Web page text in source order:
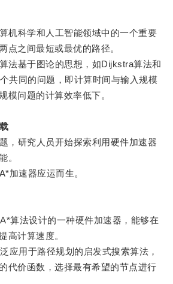
科学和人工智能领域中的一个重要
点之间最短或最优的路径。
基于图论的思想，如Dijkstra算法和
共同的问题，即计算时间与输入规模
模问题的计算效率低下。
研究人员开始探索利用硬件加速器
。
速器应运而生。
法设计的一种硬件加速器，能够在
高计算速度。
用于路径规划的启发式搜索算法，
代价函数，选择最有希望的节点进行